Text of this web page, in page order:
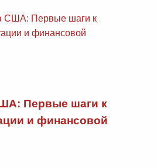
Первые шаги к
и финансовой